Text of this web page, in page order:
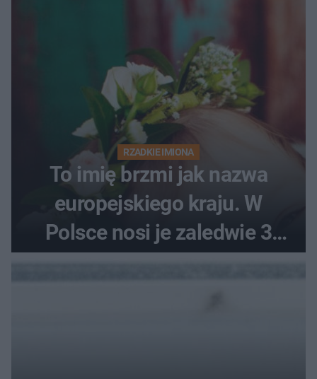
RZADKIE IMIONA
To imię brzmi jak nazwa
europejskiego kraju. W
Polsce nosi je zaledwie 3
kobiety